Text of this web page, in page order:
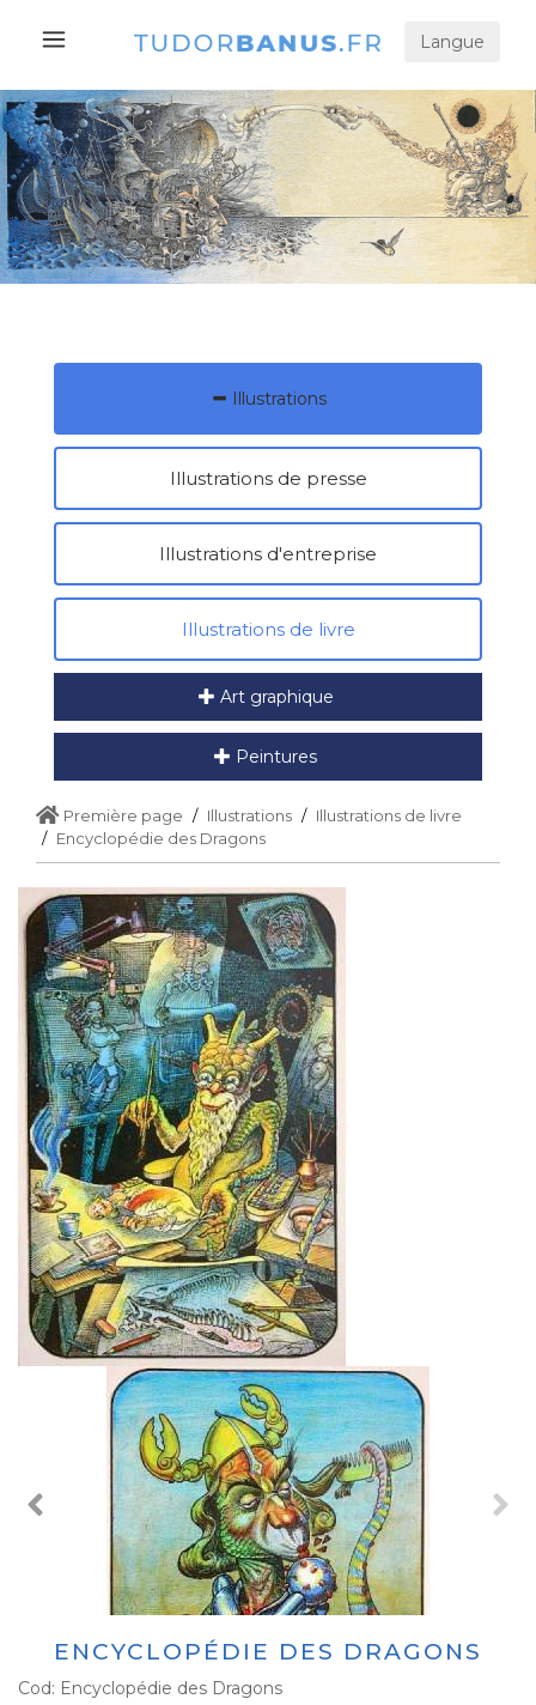
Langue
Illustrations
Illustrations de presse
Illustrations d'entreprise
Illustrations de livre
Art graphique
Peintures
Première page Illustrations
Illustrations de livre
Encyclopédie des Dragons
ENCYCLOPÉDIE DES DRAGONS
Cod: Encyclopédie des Dragons